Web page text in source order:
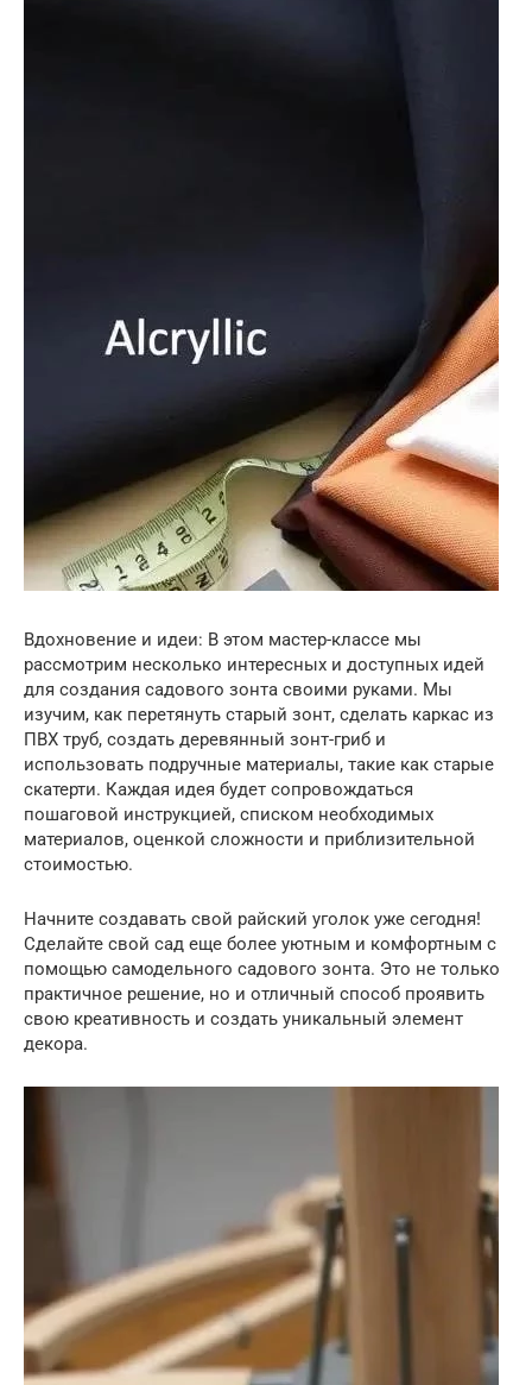
Вдохновение и идеи: В этом мастер-классе мы
рассмотрим несколько интересных и доступных идей
для создания садового зонта своими руками. Мы
изучим, как перетянуть старый зонт, сделать каркас из
ПВХ труб, создать деревянный зонт-гриб и
использовать подручные материалы, такие как старые
скатерти. Каждая идея будет сопровождаться
пошаговой инструкцией, списком необходимых
материалов, оценкой сложности и приблизительной
стоимостью.
Начните создавать свой райский уголок уже сегодня!
Сделайте свой сад еще более уютным и комфортным с
помощью самодельного садового зонта. Это не только
практичное решение, но и отличный способ проявить
свою креативность и создать уникальный элемент
декора.